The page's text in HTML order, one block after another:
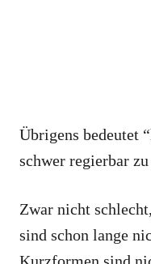
Übrigens bedeutet
schwer regierbar
Zwar nicht
sind schon lange